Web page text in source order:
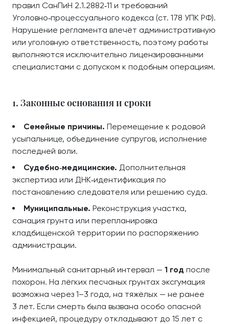
правил СанПиН 2.1.2882‑11 и требований
Уголовно‑процессуального кодекса (ст. 178 УПК РФ).
Нарушение регламента влечёт административную
или уголовную ответственность, поэтому работы
выполняются исключительно лицензированными
специалистами с допуском к подобным операциям.
1. Законные основания и сроки
Семейные причины. Перемещение к родовой
усыпальнице, объединение супругов, исполнение
последней воли.
Судебно‑медицинские. Дополнительная
экспертиза или ДНК‑идентификация по
постановлению следователя или решению суда.
Муниципальные. Реконструкция участка,
санация грунта или перепланировка
кладбищенской территории по распоряжению
администрации.
Минимальный санитарный интервал — 1 год после
похорон. На лёгких песчаных грунтах эксгумация
возможна через 1–3 года, на тяжёлых — не ранее
3 лет. Если смерть была вызвана особо опасной
инфекцией, процедуру откладывают до 15 лет с